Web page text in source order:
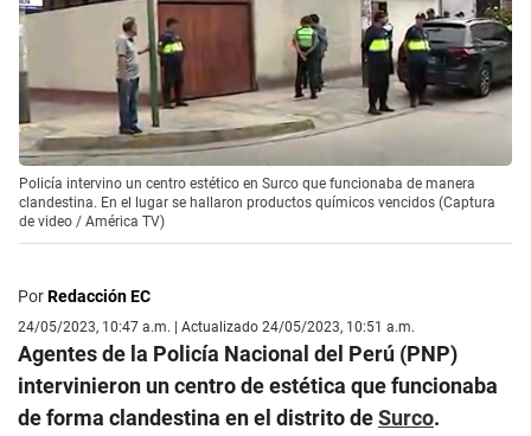
Policía intervino un centro estético en Surco que funcionaba de manera
clandestina. En el lugar se hallaron productos químicos vencidos (Captura
de video / América TV)
PorRedacción EC
24/05/2023, 10:47 a.m. | Actualizado 24/05/2023, 10:51 a.m.
Agentes de la Policía Nacional del Perú (PNP)
intervinieron un centro de estética que funcionaba
de forma clandestina en el distrito deSurco.